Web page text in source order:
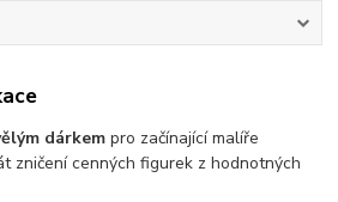
dárkempro začínající malíře
zničení cenných figurek z hodnotných